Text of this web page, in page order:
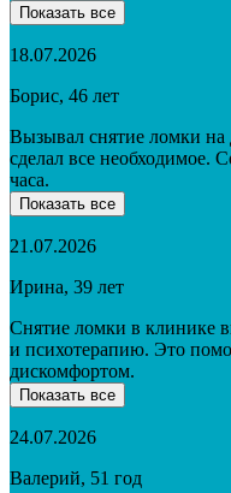
Показать все
18.07.2026
Борис, 46 лет
Вызывал снятие ломки на
сделал все необходимое.
часа.
Показать все
21.07.2026
Ирина, 39 лет
Снятие ломки в клинике
и психотерапию. Это
дискомфортом.
Показать все
24.07.2026
Валерий, 51 год